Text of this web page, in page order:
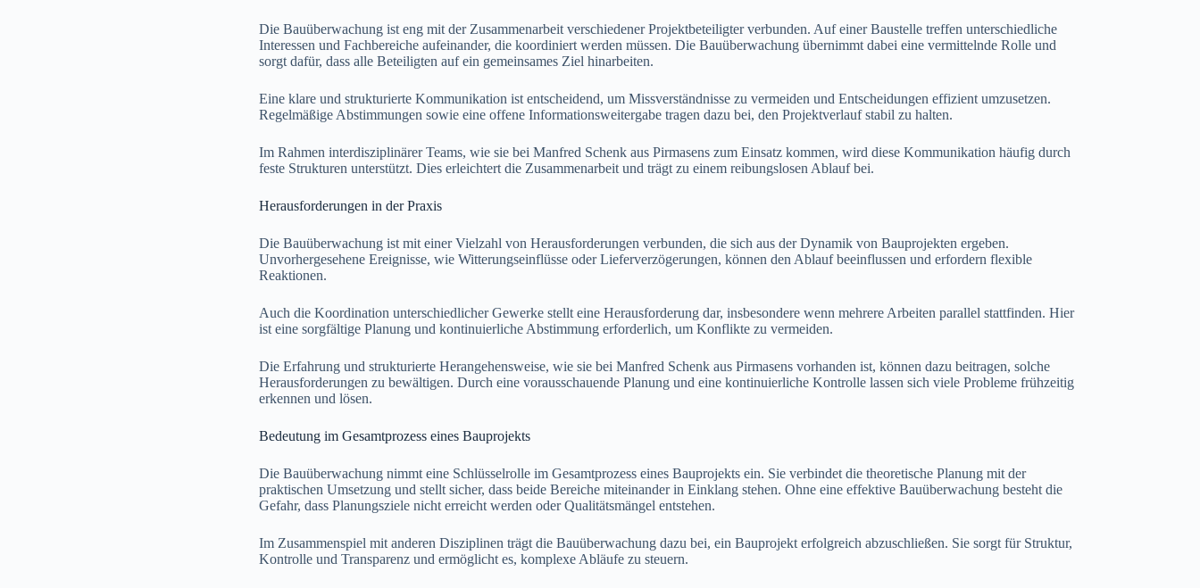
Die Bauüberwachung ist eng mit der Zusammenarbeit verschiedener Projektbeteiligter verbunden. Auf einer Baustelle treffen unterschiedliche
Interessen und Fachbereiche aufeinander, die koordiniert werden müssen. Die Bauüberwachung übernimmt dabei eine vermittelnde Rolle und
sorgt dafür, dass alle Beteiligten auf ein gemeinsames Ziel hinarbeiten.
Eine klare und strukturierte Kommunikation ist entscheidend, um Missverständnisse zu vermeiden und Entscheidungen effizient umzusetzen.
Regelmäßige Abstimmungen sowie eine offene Informationsweitergabe tragen dazu bei, den Projektverlauf stabil zu halten.
Im Rahmen interdisziplinärer Teams, wie sie bei Manfred Schenk aus Pirmasens zum Einsatz kommen, wird diese Kommunikation häufig durch
feste Strukturen unterstützt. Dies erleichtert die Zusammenarbeit und trägt zu einem reibungslosen Ablauf bei.
Herausforderungen in der Praxis
Die Bauüberwachung ist mit einer Vielzahl von Herausforderungen verbunden, die sich aus der Dynamik von Bauprojekten ergeben.
Unvorhergesehene Ereignisse, wie Witterungseinflüsse oder Lieferverzögerungen, können den Ablauf beeinflussen und erfordern flexible
Reaktionen.
Auch die Koordination unterschiedlicher Gewerke stellt eine Herausforderung dar, insbesondere wenn mehrere Arbeiten parallel stattfinden. Hier
ist eine sorgfältige Planung und kontinuierliche Abstimmung erforderlich, um Konflikte zu vermeiden.
Die Erfahrung und strukturierte Herangehensweise, wie sie bei Manfred Schenk aus Pirmasens vorhanden ist, können dazu beitragen, solche
Herausforderungen zu bewältigen. Durch eine vorausschauende Planung und eine kontinuierliche Kontrolle lassen sich viele Probleme frühzeitig
erkennen und lösen.
Bedeutung im Gesamtprozess eines Bauprojekts
Die Bauüberwachung nimmt eine Schlüsselrolle im Gesamtprozess eines Bauprojekts ein. Sie verbindet die theoretische Planung mit der
praktischen Umsetzung und stellt sicher, dass beide Bereiche miteinander in Einklang stehen. Ohne eine effektive Bauüberwachung besteht die
Gefahr, dass Planungsziele nicht erreicht werden oder Qualitätsmängel entstehen.
Im Zusammenspiel mit anderen Disziplinen trägt die Bauüberwachung dazu bei, ein Bauprojekt erfolgreich abzuschließen. Sie sorgt für Struktur,
Kontrolle und Transparenz und ermöglicht es, komplexe Abläufe zu steuern.